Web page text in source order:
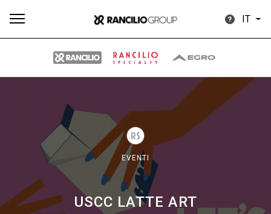
IT
EVENTI
USCC LATTE ART
Prodotti News
Brand